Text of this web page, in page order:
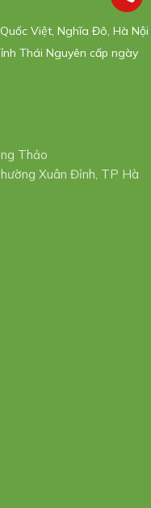
Việt, Nghĩa Đô, Hà Nội
Thái Nguyên cấp ngày
Thảo
Xuân Đỉnh, TP Hà